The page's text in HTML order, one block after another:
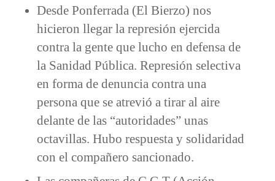
Desde Ponferrada (El Bierzo) nos
hicieron llegar la represión ejercida
contra la gente que lucho en defensa de
la Sanidad Pública. Represión selectiva
en forma de denuncia contra una
persona que se atrevió a tirar al aire
delante de las “autoridades” unas
octavillas. Hubo respuesta y solidaridad
con el compañero sancionado.